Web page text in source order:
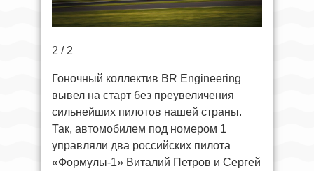
2 / 2
Гоночный коллектив BR Engineering
вывел на старт без преувеличения
сильнейших пилотов нашей страны.
Так, автомобилем под номером 1
управляли два российских пилота
«Формулы-1» Виталий Петров и Сергей